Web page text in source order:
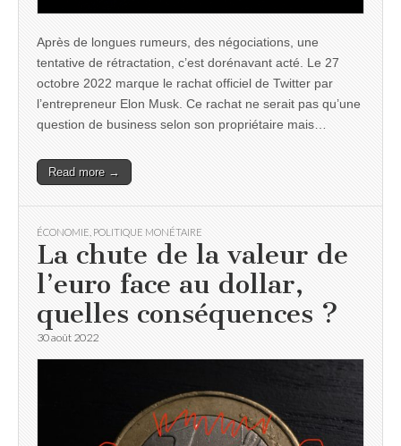
Après de longues rumeurs, des négociations, une
tentative de rétractation, c’est dorénavant acté. Le 27
octobre 2022 marque le rachat officiel de Twitter par
l’entrepreneur Elon Musk. Ce rachat ne serait pas qu’une
question de business selon son propriétaire mais…
Read more →
ÉCONOMIE POLITIQUE MONÉTAIRE
La chute de la valeur de
l’euro face au dollar,
quelles conséquences ?
30 août 2022